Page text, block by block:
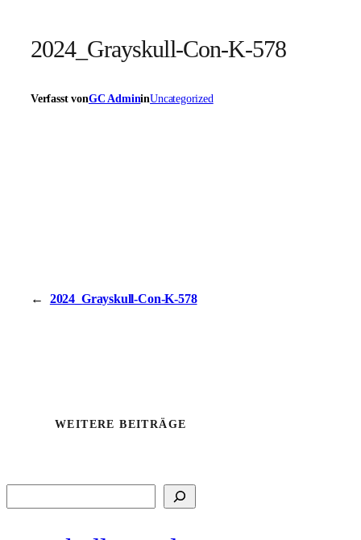
2024_Grayskull-Con-K-578
Verfasst vonGC AdmininUncategorized
← 2024_Grayskull-Con-K-578
WEITERE BEITRÄGE